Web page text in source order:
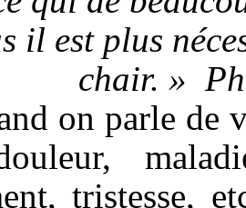
il est plus
chair. »
on parle de
tristesse,